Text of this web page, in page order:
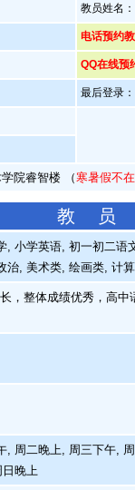
教员姓名
电话预约
QQ在线预
最后登录
院睿智楼 （寒暑假不
教 员
小学英语, 初一初二语
治, 美术类, 绘画类, 计
，整体成绩优秀，高中
, 周二晚上, 周三下午,
日晚上